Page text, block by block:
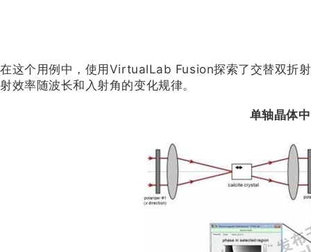
在这个用例中，使用VirtualLab Fusion探索了交替双折
射效率随波长和入射角的变化规律。
单轴晶体